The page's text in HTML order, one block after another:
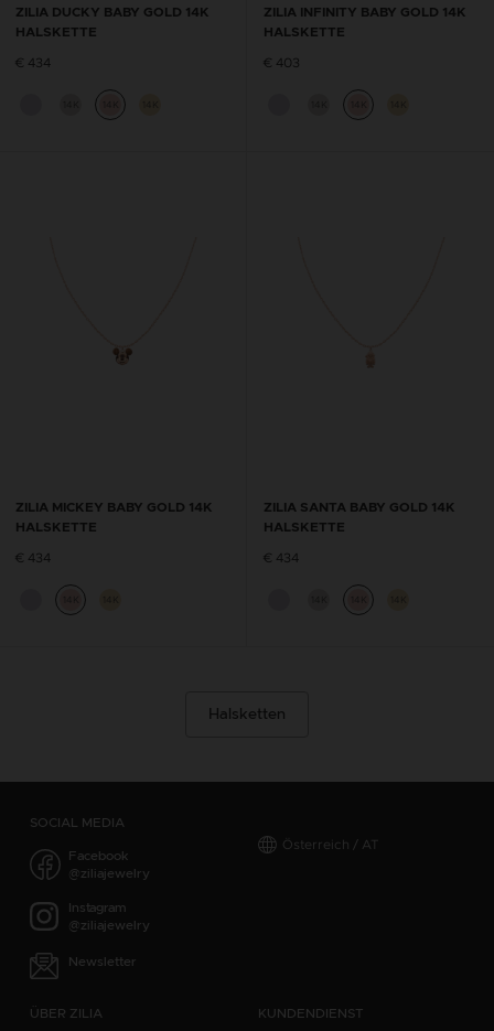
ZILIA DUCKY BABY GOLD 14K
HALSKETTE
€ 434
ZILIA INFINITY BABY GOLD 14K
HALSKETTE
€ 403
ZILIA MICKEY BABY GOLD 14K
HALSKETTE
€ 434
ZILIA SANTA BABY GOLD 14K
HALSKETTE
€ 434
Halsketten
SOCIAL MEDIA
Facebook
@ziliajewelry
Instagram
@ziliajewelry
Newsletter
Österreich / AT
ÜBER ZILIA KUNDENDIENST